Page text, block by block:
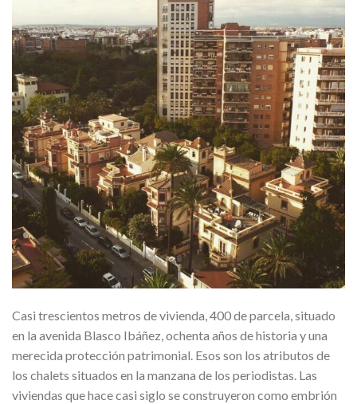
Casi trescientos metros de vivienda, 400 de parcela, situado
en la avenida Blasco Ibáñez, ochenta años de historia y una
merecida protección patrimonial. Esos son los atributos de
los chalets situados en la manzana de los periodistas. Las
viviendas que hace casi siglo se construyeron como embrión